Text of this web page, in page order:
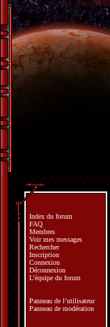
Index du forum
FAQ
Membres
Voir mes messages
Rechercher
Inscription
Connexion
Déconnexion
L’équipe du forum
Panneau de l’utilisateur
Panneau de modération